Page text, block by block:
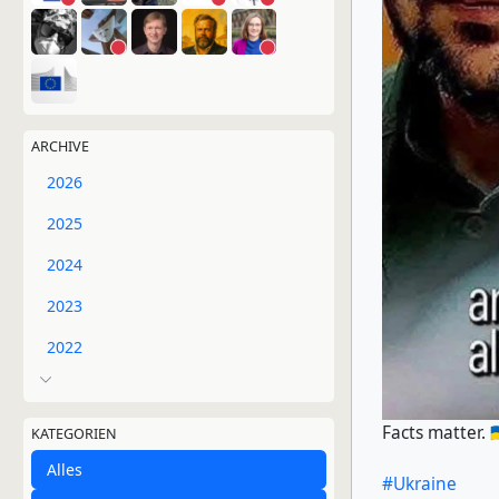
ARCHIVE
2026
2025
2024
2023
2022
KATEGORIEN
Alles
Facts matter.
#Ukraine